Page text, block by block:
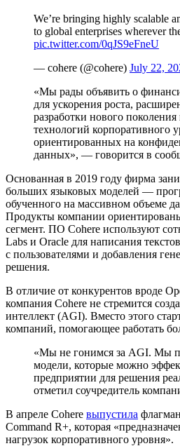
We’re bringing highly scalable
to global enterprises wherever
pic.twitter.com/0qJS9eFneU
— cohere (@cohere) July 22,
«Мы рады объявить о
для ускорения роста,
разработки нового
технологий корпоративного
ориентированных на
данных», — говорится в
Основанная в 2019 году фирма
больших языковых моделей —
обученного на массивном объеме
Продукты компании
сегмент. ПО Cohere используют
Labs и Oracle для написания
с пользователями и добавления
решения.
В отличие от конкурентов вроде
компания Cohere не стремится
интеллект (AGI). Вместо этого
компаний, помогающее работать
«Мы не гонимся за AGI. Мы
модели, которые можно
предприятии для решения
отметил соучредитель
В апреле Cohere выпустила
Command R+, которая
нагрузок корпоративного уровня».